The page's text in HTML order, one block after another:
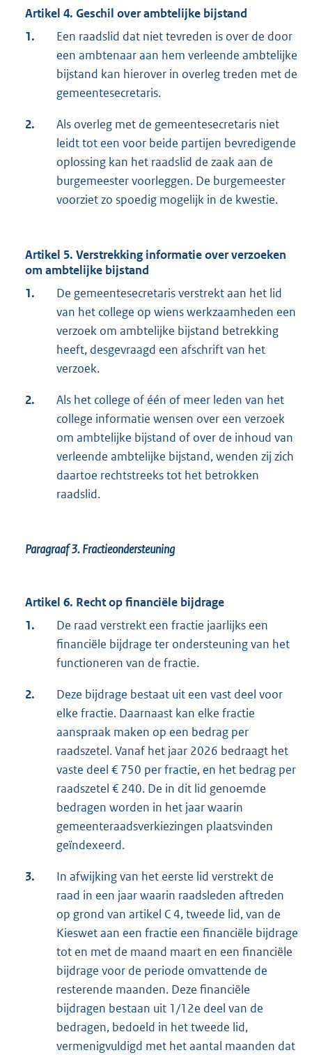
Artikel 4. Geschil over ambtelijke bijstand
1.
Een raadslid dat niet tevreden is over de door
een ambtenaar aan hem verleende ambtelijke
bijstand kan hierover in overleg treden met de
gemeentesecretaris.
2.
Als overleg met de gemeentesecretaris niet
leidt tot een voor beide partijen bevredigende
oplossing kan het raadslid de zaak aan de
burgemeester voorleggen. De burgemeester
voorziet zo spoedig mogelijk in de kwestie.
Artikel 5. Verstrekking informatie over verzoeken
om ambtelijke bijstand
1.
De gemeentesecretaris verstrekt aan het lid
van het college op wiens werkzaamheden een
verzoek om ambtelijke bijstand betrekking
heeft, desgevraagd een afschrift van het
verzoek.
2.
Als het college of één of meer leden van het
college informatie wensen over een verzoek
om ambtelijke bijstand of over de inhoud van
verleende ambtelijke bijstand, wenden zij zich
daartoe rechtstreeks tot het betrokken
raadslid.
Paragraaf 3.Fractieondersteuning
Artikel 6. Recht op financiële bijdrage
1.
De raad verstrekt een fractie jaarlijks een
financiële bijdrage ter ondersteuning van het
functioneren van de fractie.
2.
Deze bijdrage bestaat uit een vast deel voor
elke fractie. Daarnaast kan elke fractie
aanspraak maken op een bedrag per
raadszetel. Vanaf het jaar 2026 bedraagt het
vaste deel € 750 per fractie, en het bedrag per
raadszetel € 240. De in dit lid genoemde
bedragen worden in het jaar waarin
gemeenteraadsverkiezingen plaatsvinden
geïndexeerd.
3.
In afwijking van het eerste lid verstrekt de
raad in een jaar waarin raadsleden aftreden
op grond van artikel C 4, tweede lid, van de
Kieswet aan een fractie een financiële bijdrage
tot en met de maand maart en een financiële
bijdrage voor de periode omvattende de
resterende maanden. Deze financiële
bijdragen bestaan uit 1/12e deel van de
bedragen, bedoeld in het tweede lid,
vermenigvuldigd met het aantal maanden dat